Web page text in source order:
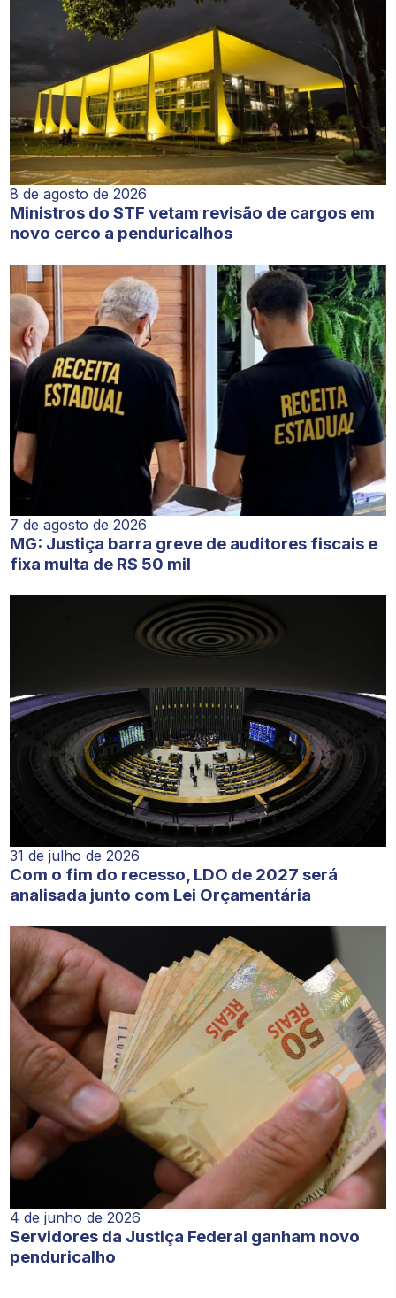
8 de agosto de 2026
Ministros do STF vetam revisão de cargos em
novo cerco a penduricalhos
7 de agosto de 2026
MG: Justiça barra greve de auditores fiscais e
fixa multa de R$ 50 mil
31 de julho de 2026
Com o fim do recesso, LDO de 2027 será
analisada junto com Lei Orçamentária
4 de junho de 2026
Servidores da Justiça Federal ganham novo
penduricalho